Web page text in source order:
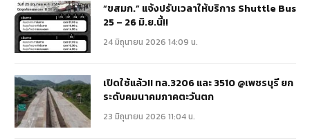
“ขสมก.” แจ้งปรับเวลาให้บริการ Shuttle Bus
25 – 26 มิ.ย.นี้!!
24 มิถุนายน 2026 14:09 น.
เปิดใช้แล้ว!! ทล.3206 และ 3510 @เพชรบุรี ยก
ระดับคมนาคมภาคตะวันตก
23 มิถุนายน 2026 11:04 น.